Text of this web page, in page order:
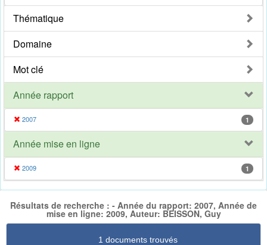
Thématique
Domaine
Mot clé
Année rapport
2007 1
Année mise en ligne
2009 1
Résultats de recherche : - Année du rapport: 2007, Année de
mise en ligne: 2009, Auteur: BEISSON, Guy
1 documents trouvés